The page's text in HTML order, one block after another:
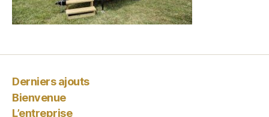
Derniers ajouts
Bienvenue
L’entreprise